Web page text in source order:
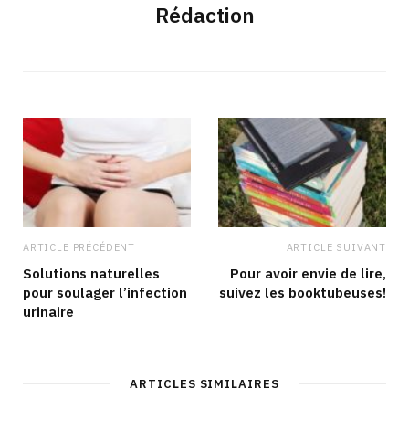
Rédaction
ARTICLE PRÉCÉDENT
Solutions naturelles
pour soulager l’infection
urinaire
ARTICLE SUIVANT
Pour avoir envie de lire,
suivez les booktubeuses!
ARTICLES SIMILAIRES